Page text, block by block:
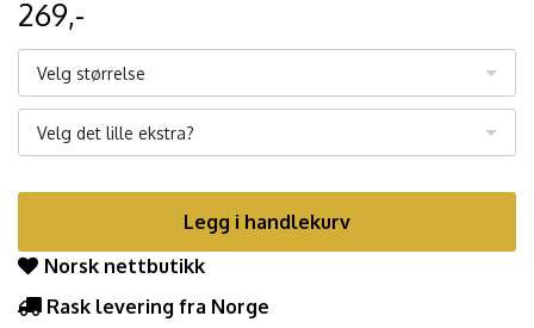
269,-
Velg størrelse
Velg det lille ekstra?
Legg i handlekurv
Norsk nettbutikk
Rask levering fra Norge